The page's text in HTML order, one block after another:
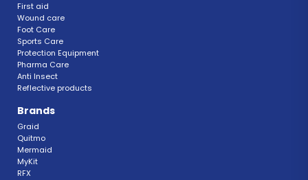
First aid
Wound care
Foot Care
Sports Care
Protection Equipment
Pharma Care
Anti Insect
Reflective products
Brands
Graid
Quitmo
Mermaid
MyKit
RFX